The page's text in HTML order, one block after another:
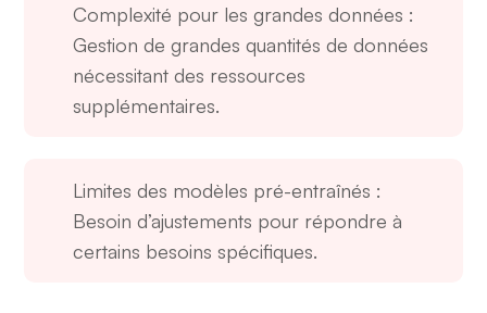
Complexité pour les grandes données :
Gestion de grandes quantités de données
nécessitant des ressources
supplémentaires.
Limites des modèles pré-entraînés :
Besoin d’ajustements pour répondre à
certains besoins spécifiques.